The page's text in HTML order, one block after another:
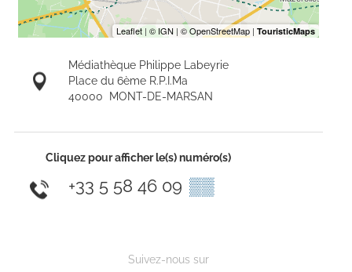
Médiathèque Philippe Labeyrie
Place du 6ème R.P.I.Ma
40000 MONT-DE-MARSAN
Cliquez pour afficher le(s) numéro(s)
+33 5 58 46 09 ▒▒
Suivez-nous sur